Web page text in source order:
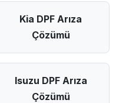
Kia DPF Arıza
Çözümü
Isuzu DPF Arıza
Çözümü